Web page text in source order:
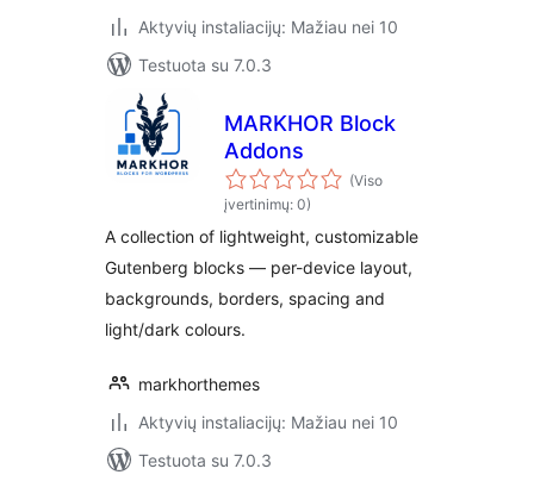
Aktyvių instaliacijų: Mažiau nei 10
Testuota su 7.0.3
MARKHOR Block
Addons
(Viso
įvertinimų: 0)
A collection of lightweight, customizable
Gutenberg blocks — per-device layout,
backgrounds, borders, spacing and
light/dark colours.
markhorthemes
Aktyvių instaliacijų: Mažiau nei 10
Testuota su 7.0.3